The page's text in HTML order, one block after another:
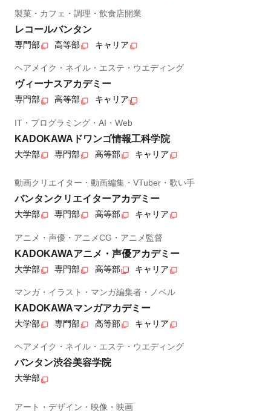
製菓・カフェ・調理・飲食店開業
レコールバンタン
専門部 高等部 キャリア
ヘアメイク・ネイル・エステ・ウエディング
ヴィーナスアカデミー
専門部 高等部 キャリア
IT・プログラミング・AI・Web
KADOKAWAドワンゴ情報工科学院
大学部 専門部 高等部 キャリア
動画クリエイター・動画編集・VTuber・歌い手
バンタンクリエイターアカデミー
大学部 専門部 高等部 キャリア
アニメ・声優・アニメCG・アニメ監督
KADOKAWAアニメ・声優アカデミー
大学部 専門部 高等部 キャリア
マンガ・イラスト・マンガ編集者・ノベル
KADOKAWAマンガアカデミー
大学部 専門部 高等部 キャリア
ヘアメイク・ネイル・エステ・ウエディング
バンタン渋谷美容学院
大学部
アート・デザイン・映像・映画